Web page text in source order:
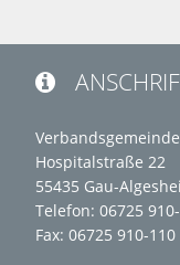

Hospitalstraße 22
55435 Gau-
Telefon: 06725
Fax: 06725 910-110